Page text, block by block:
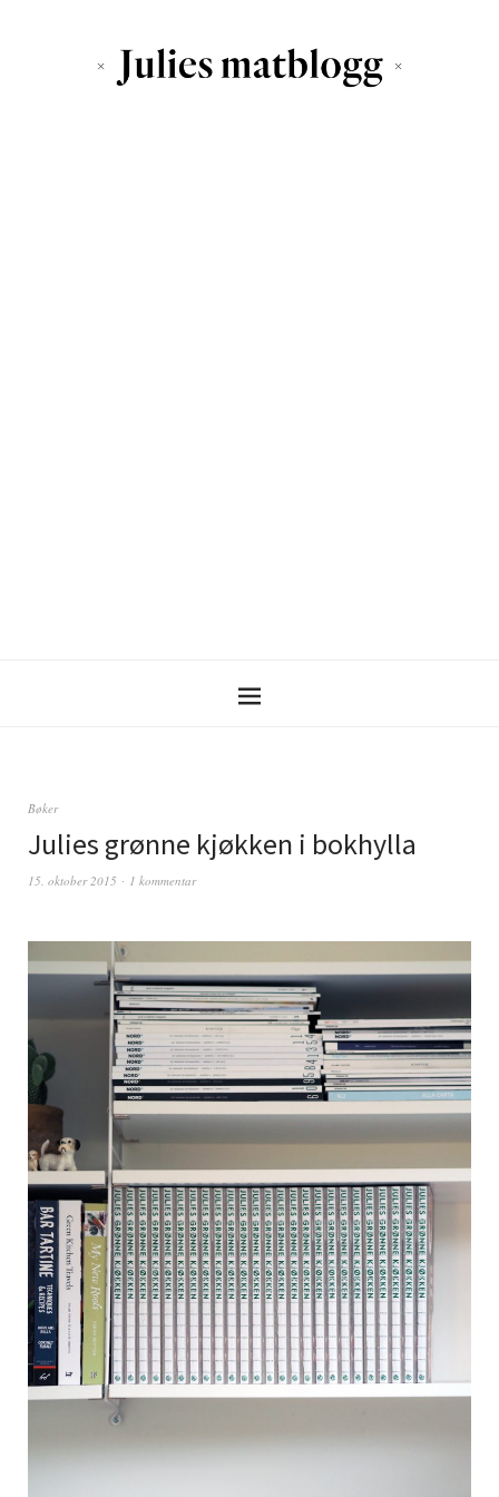
Bøker
Julies grønne kjøkken i bokhylla
15. oktober 2015 1 kommentar